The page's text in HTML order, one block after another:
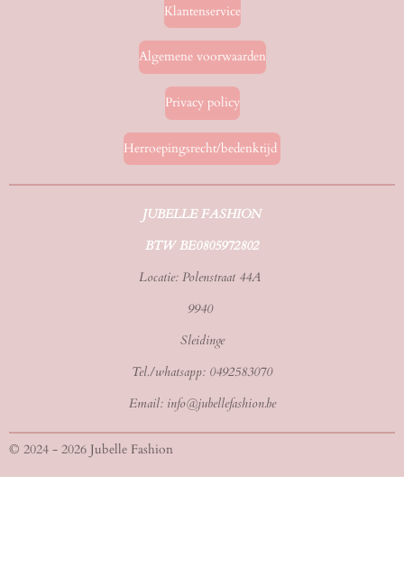
Klantenservice
Algemene voorwaarden
Privacy policy
Herroepingsrecht/bedenktijd
JUBELLE FASHION
BTW BE0805972802
Locatie: Polenstraat 44A
9940
Sleidinge
Tel./whatsapp: 0492583070
Email: info@jubellefashion.be
© 2024 - 2026 Jubelle Fashion